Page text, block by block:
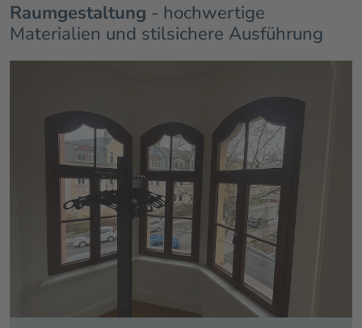
Raumgestaltung - hochwertige
Materialien und stilsichere Ausführung